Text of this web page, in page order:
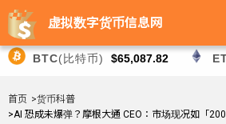
虚拟数字货币信息网
BTC(比特币) $65,087.82
首页 >货币科普
>AI 恐成未爆弹？摩根大通 CEO：市场现况如「